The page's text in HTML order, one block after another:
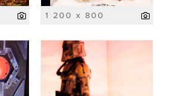
1 200 x 800